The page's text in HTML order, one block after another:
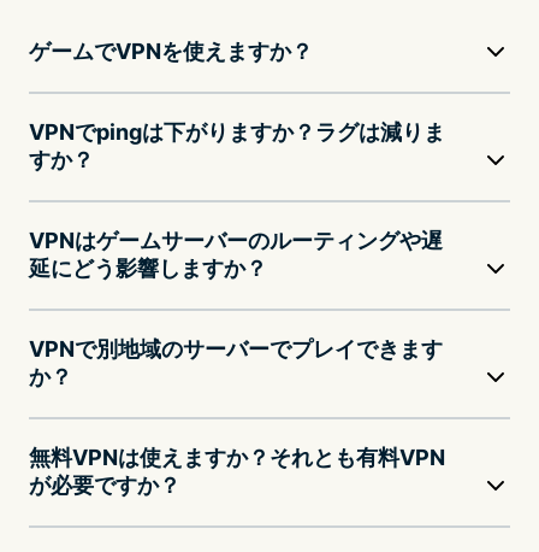
ゲームでVPNを使えますか？
VPNでpingは下がりますか？ラグは減りま
すか？
VPNはゲームサーバーのルーティングや遅
延にどう影響しますか？
VPNで別地域のサーバーでプレイできます
か？
無料VPNは使えますか？それとも有料VPN
が必要ですか？